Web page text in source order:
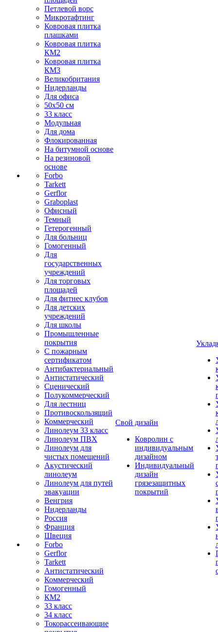
Петлевой ворс
Микротафтинг
Ковровая плитка
плашками
Ковровая плитка
КМ2
Ковровая плитка
КМ3
Великобритания
Нидерланды
Для офиса
50х50 см
33 класс
Модульная
Для дома
Флокированная
На битумной основе
На резиновой
основе
Forbo
Tarkett
Gerflor
Graboplast
Офисный
Темный
Гетерогенный
Для больниц
Гомогенный
Для
государственных
учреждений
Для торговых
площадей
Для фитнес клубов
Для детских
учреждений
Для школы
Промышленные
покрытия
С пожарным
сертификатом
Антибактериальный
Антистатический
Сценический
Полукоммерческий
Для лестниц
Противоскользящий
Коммерческий
Линолеум 33 класс
Линолеум ПВХ
Линолеум для
чистых помещений
Акустический
линолеум
Линолеум для путей
эвакуации
Венгрия
Нидерланды
Россия
Франция
Швеция
Forbo
Gerflor
Tarkett
Антистатический
Коммерческий
Гомогенный
КМ2
33 класс
34 класс
Токорассеивающие
Свой дизайн
Ковролин с
индивидуальным
дизайном
Индивидуальный
дизайн
грязезащитных
покрытий